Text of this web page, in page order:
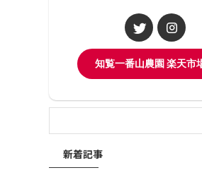
知覧一番山農園 楽天市
新着記事